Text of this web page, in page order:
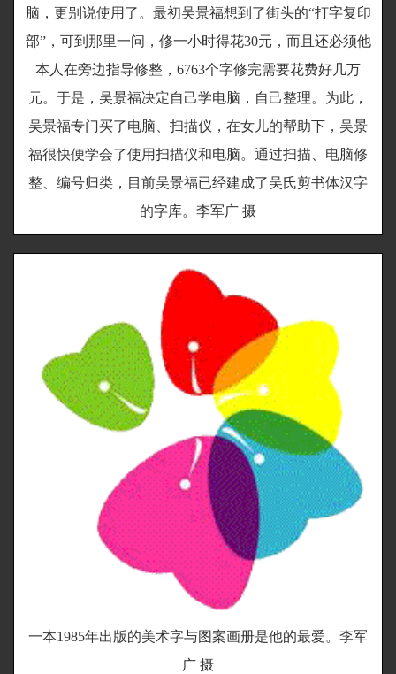
脑，更别说使用了。最初吴景福想到了街头的“打字复印
部”，可到那里一问，修一小时得花30元，而且还必须他
本人在旁边指导修整，6763个字修完需要花费好几万
元。于是，吴景福决定自己学电脑，自己整理。为此，
吴景福专门买了电脑、扫描仪，在女儿的帮助下，吴景
福很快便学会了使用扫描仪和电脑。通过扫描、电脑修
整、编号归类，目前吴景福已经建成了吴氏剪书体汉字
的字库。李军广 摄
一本1985年出版的美术字与图案画册是他的最爱。李军
广 摄